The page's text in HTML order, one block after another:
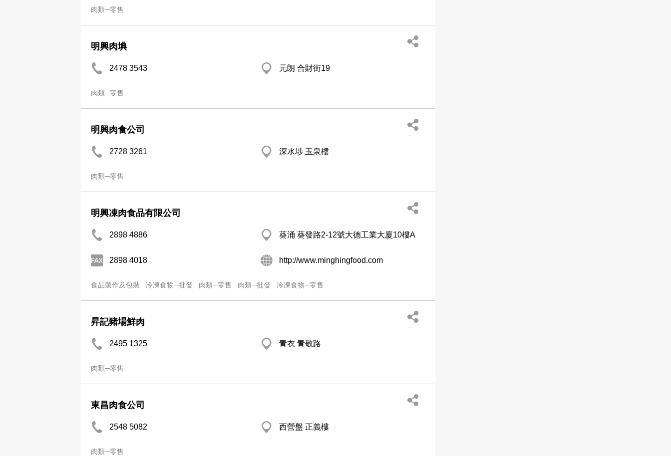
肉類─零售
明興肉㙉
2478 3543 元朗 合財街19
肉類─零售
明興肉食公司
2728 3261 深水埗 玉泉樓
肉類─零售
明興凍肉食品有限公司
2898 4886 葵涌 葵發路2-12號大德工業大廈10樓A
2898 4018 http://www.minghingfood.com
食品製作及包裝 冷凍食物─批發 肉類─零售 肉類─批發 冷凍食物─零售
昇記豬場鮮肉
2495 1325 青衣 青敬路
肉類─零售
東昌肉食公司
2548 5082 西營盤 正義樓
肉類─零售